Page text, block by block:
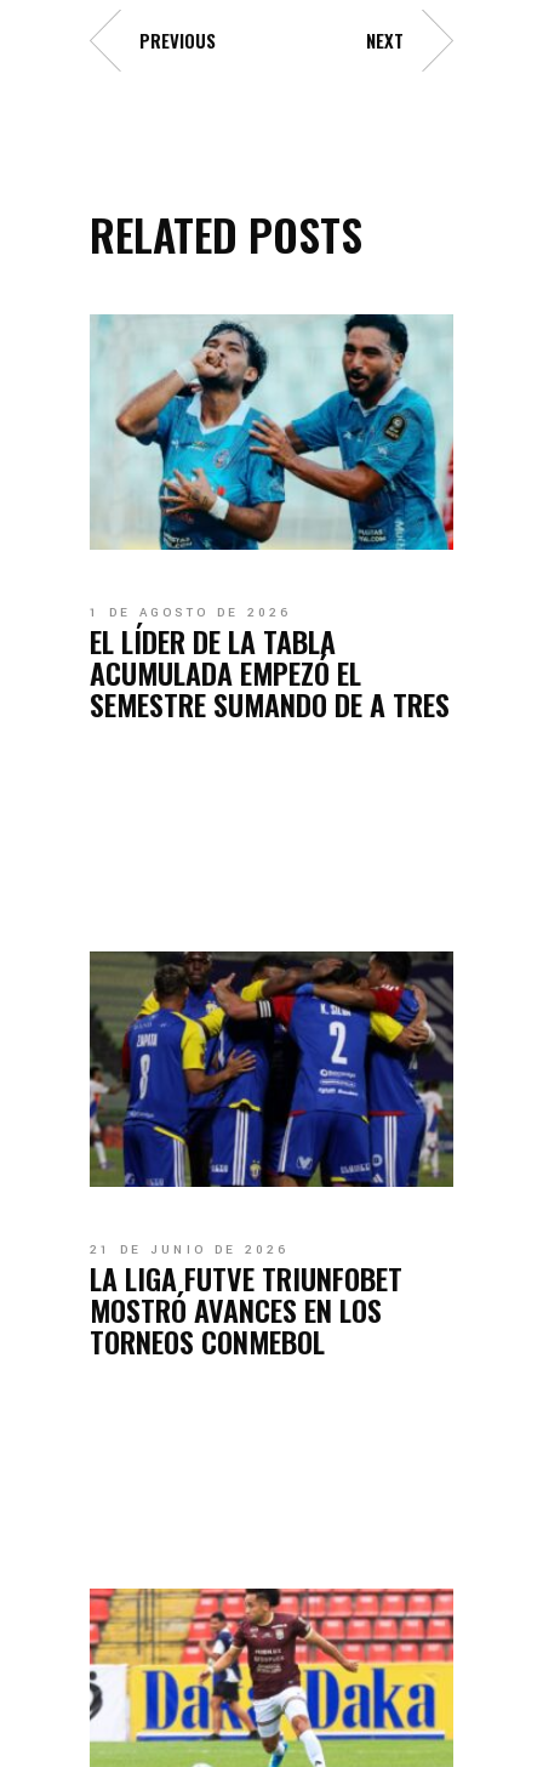
PREVIOUS NEXT
RELATED POSTS
1 DE AGOSTO DE 2026
EL LÍDER DE LA TABLA
ACUMULADA EMPEZÓ EL
SEMESTRE SUMANDO DE A TRES
21 DE JUNIO DE 2026
LA LIGA FUTVE TRIUNFOBET
MOSTRÓ AVANCES EN LOS
TORNEOS CONMEBOL